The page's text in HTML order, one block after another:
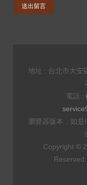
送出留言
地址 : 台北市大安
電話 :
瀏覽器版本，如是
Copyright ©